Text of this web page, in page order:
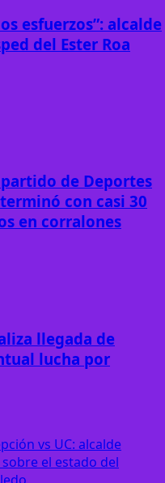
esfuerzos”: alcalde
del Ester Roa
de Deportes
con casi 30
en corralones
llegada de
lucha por